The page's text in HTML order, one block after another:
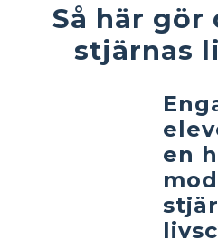
Så här gör
stjärnas
en